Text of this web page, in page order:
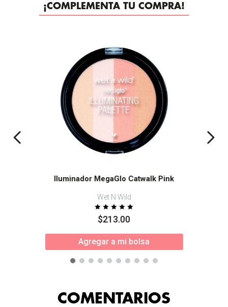
¡COMPLEMENTA TU COMPRA!
Iluminador MegaGlo Catwalk Pink
Wet N Wild
$213.00
Agregar a mi bolsa
COMENTARIOS